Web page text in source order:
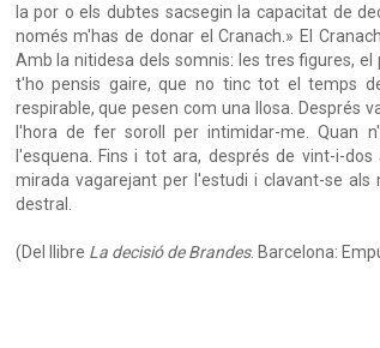
la por o els dubtes sacsegin la capacitat de
només m'has de donar el Cranach.» El
Amb la nitidesa dels somnis: les tres figures,
t'ho pensis gaire, que no tinc tot el temps
respirable, que pesen com una llosa. Després
l'hora de fer soroll per intimidar-me. Quan
l'esquena. Fins i tot ara, després de vint-i-
mirada vagarejant per l'estudi i clavant-se als
destral.
(Del llibre La decisió de Brandes. Barcelona: